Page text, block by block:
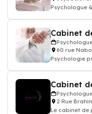
Psychologue
Cabinet
60 rue
Psychologie
Cabinet
2 Rue
Le cabinet de